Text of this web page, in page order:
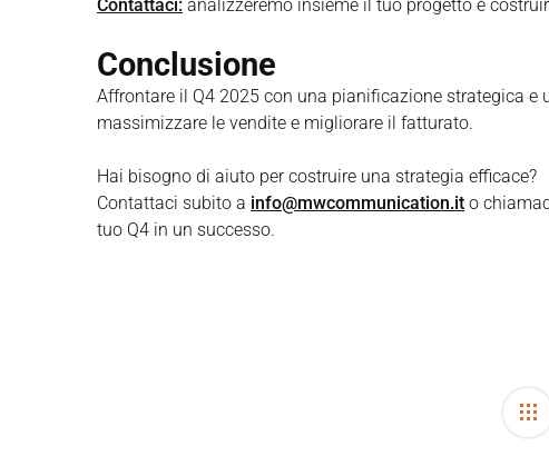
Contattaci: analizzeremo insieme il tuo progetto e
Conclusione
Affrontare il Q4 2025 con una pianificazione strategica
massimizzare le vendite e migliorare il fatturato.
Hai bisogno di aiuto per costruire una strategia efficace?
Contattaci subito a info@mwcommunication.it o
tuo Q4 in un successo.